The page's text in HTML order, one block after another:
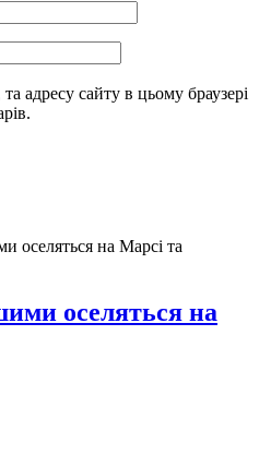
адресу сайту в цьому браузері
оселяться на